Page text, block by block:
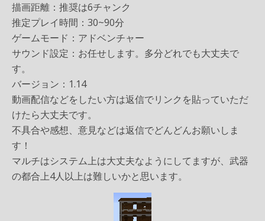
描画距離：推奨は6チャンク
推定プレイ時間：30~90分
ゲームモード：アドベンチャー
サウンド設定：お任せします。多分どれでも大丈夫で
す。
バージョン：1.14
動画配信などをしたい方は返信でリンクを貼っていただ
けたら大丈夫です。
不具合や感想、意見などは返信でどんどんお願いしま
す！
マルチはシステム上は大丈夫なようにしてますが、武器
の都合上4人以上は難しいかと思います。